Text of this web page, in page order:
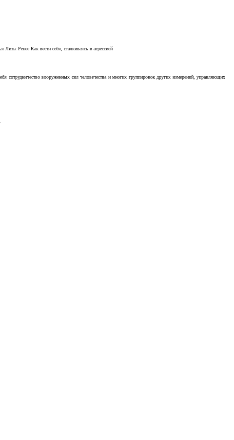
Лизы Ренее Как вести себя, сталкиваясь в агрессией
сотрудничество вооруженных сил человечества и многих группировок других измерений, управляющих